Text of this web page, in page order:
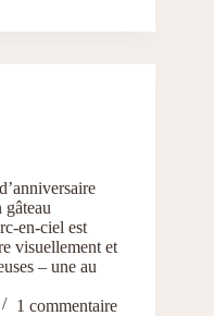
gâteau
en-ciel est
visuellement et
– une au
1 commentaire